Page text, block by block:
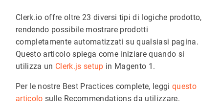
Clerk.io offre oltre 23 diversi tipi di logiche prodotto,
rendendo possibile mostrare prodotti
completamente automatizzati su qualsiasi pagina.
Questo articolo spiega come iniziare quando si
utilizza un Clerk.js setup in Magento 1.
Per le nostre Best Practices complete, leggi questo
articolo sulle Recommendations da utilizzare.